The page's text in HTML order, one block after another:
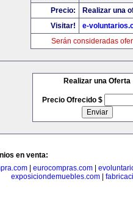
Precio:
Realizar una
Visitar!
e-
Serán consideradas
Realizar una Oferta
Precio Ofrecido $
en venta:
| eurocompras.com|
exposiciondemuebles.com|